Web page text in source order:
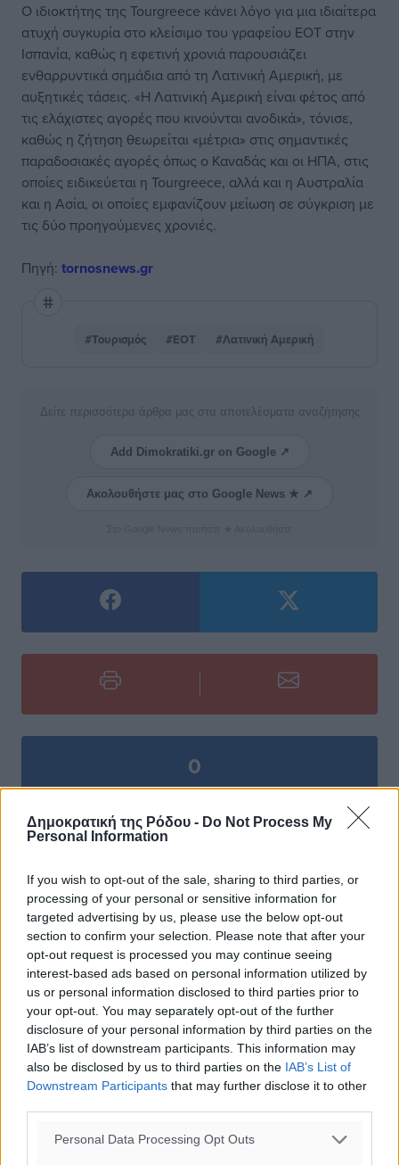
Δημοκρατική της Ρόδου - Do Not Process My
Personal Information
If you wish to opt-out of the sale, sharing to third parties, or
processing of your personal or sensitive information for
targeted advertising by us, please use the below opt-out
section to confirm your selection. Please note that after your
opt-out request is processed you may continue seeing
interest-based ads based on personal information utilized by
us or personal information disclosed to third parties prior to
your opt-out. You may separately opt-out of the further
disclosure of your personal information by third parties on the
IAB’s list of downstream participants. This information may
also be disclosed by us to third parties on the IAB’s List of
Downstream Participants that may further disclose it to other
Personal Data Processing Opt Outs
Ο ιδιοκτήτης της Tourgreece κάνει λόγο για μια ιδιαίτερα
ατυχή συγκυρία στο κλείσιμο του γραφείου ΕΟΤ στην
Ισπανία, καθώς η εφετινή χρονιά παρουσιάζει
ενθαρρυντικά σημάδια από τη Λατινική Αμερική, με
αυξητικές τάσεις. «Η Λατινική Αμερική είναι φέτος από
τις ελάχιστες αγορές που κινούνται ανοδικά», τόνισε,
καθώς η ζήτηση θεωρείται «μέτρια» στις σημαντικές
παραδοσιακές αγορές όπως ο Καναδάς και οι ΗΠΑ, στις
οποίες ειδικεύεται η Tourgreece, αλλά και η Αυστραλία
και η Ασία, οι οποίες εμφανίζουν μείωση σε σύγκριση με
τις δύο προηγούμενες χρονιές.
Πηγή: tornosnews.gr
#Τουρισμός #ΕΟΤ #Λατινική Αμερική
Δείτε περισσότερα άρθρα μας στα αποτελέσματα αναζήτησης
Add Dimokratiki.gr on Google ↗
Ακολουθήστε μας στο Google News ★ ↗
0
ΔΙΑΒΑΣΕ ΕΠΙΣΗΣ
ΕΙΔΉΣΕΙΣ
Έτος – ορόσημο το 2025 για δωρεές οργάνων στην
Ελλάδα
ΕΙΔΉΣΕΙΣ
05.08.26 · 17:32